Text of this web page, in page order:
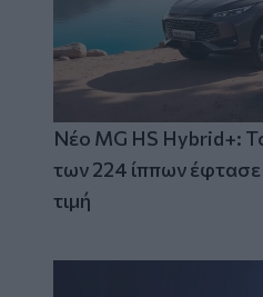
Νέο MG HS Hybrid+:
των 224 ίππων έφτασε
τιμή